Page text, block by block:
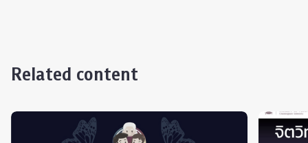
Related content